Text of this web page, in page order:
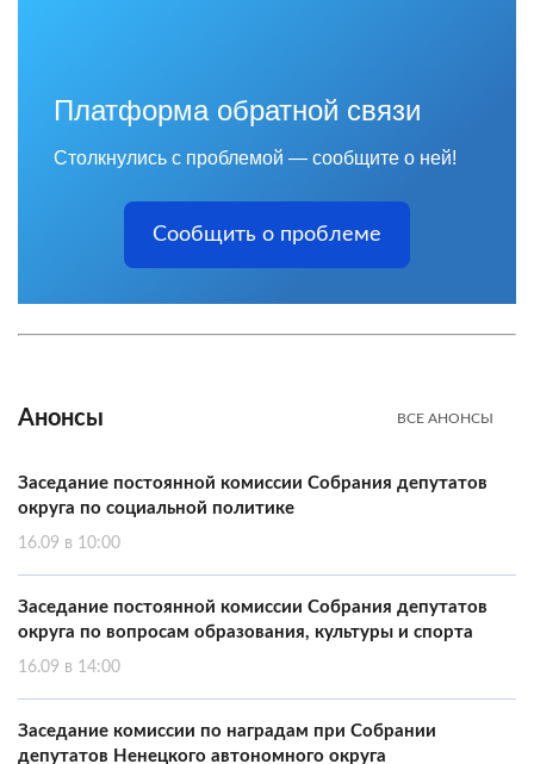
Платформа обратной связи
Столкнулись с проблемой — сообщите о ней!
Сообщить о проблеме
Анонсы ВСЕ АНОНСЫ
Заседание постоянной комиссии Собрания депутатов
округа по социальной политике
16.09 в 10:00
Заседание постоянной комиссии Собрания депутатов
округа по вопросам образования, культуры и спорта
16.09 в 14:00
Заседание комиссии по наградам при Собрании
депутатов Ненецкого автономного округа